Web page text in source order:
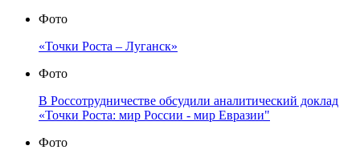
Фото
«Точки Роста – Луганск»
Фото
В Россотрудничестве обсудили аналитический доклад
«Точки Роста: мир России - мир Евразии"
Фото